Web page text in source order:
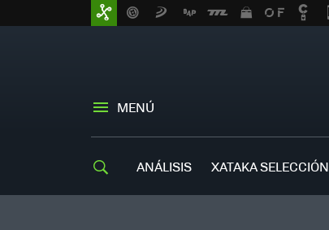
MENÚ
ANÁLISIS XATAKA SELECCIÓN